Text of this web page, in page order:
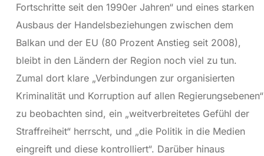
Fortschritte seit den 1990er Jahren“ und eines starken
Ausbaus der Handelsbeziehungen zwischen dem
Balkan und der EU (80 Prozent Anstieg seit 2008),
bleibt in den Ländern der Region noch viel zu tun.
Zumal dort klare „Verbindungen zur organisierten
Kriminalität und Korruption auf allen Regierungsebenen“
zu beobachten sind, ein „weitverbreitetes Gefühl der
Straffreiheit“ herrscht, und „die Politik in die Medien
eingreift und diese kontrolliert“. Darüber hinaus